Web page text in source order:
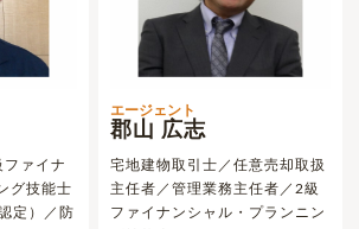
ァイナ
グ技能士
定）／防
エージェント
郡山 広志
宅地建物取引士／任意売却取扱
主任者／管理業務主任者／2級
ファイナンシャル・プランニン